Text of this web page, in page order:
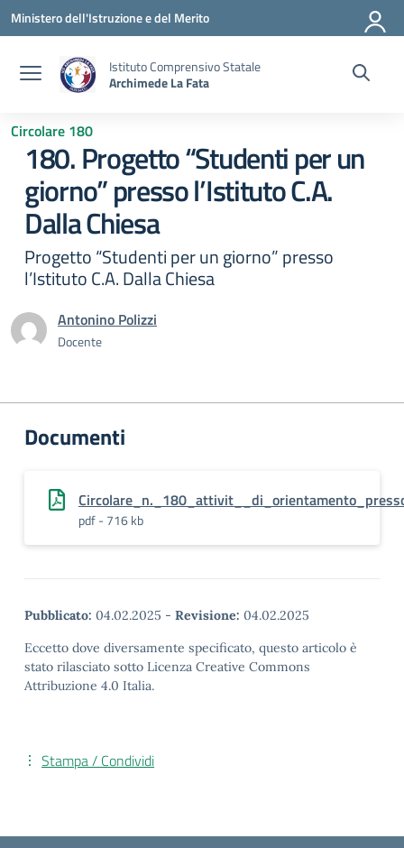
Vai ai contenuti
Vai al menu di navigazione
Vai al footer
Ministero dell'Istruzione e del Merito
Istituto Comprensivo Statale
Archimede La Fata
Circolare 180
180. Progetto “Studenti per un
giorno” presso l’Istituto C.A.
Dalla Chiesa
Progetto “Studenti per un giorno” presso
l’Istituto C.A. Dalla Chiesa
Antonino Polizzi
Docente
Documenti
pdf - 716 kb
Pubblicato: 04.02.2025 - Revisione: 04.02.2025
Eccetto dove diversamente specificato, questo articolo è
stato rilasciato sotto Licenza Creative Commons
Attribuzione 4.0 Italia.
Stampa / Condividi